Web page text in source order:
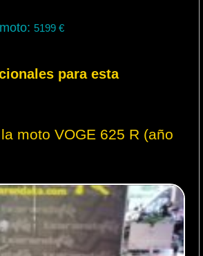
5199€
para esta
moto VOGE 625 R (año